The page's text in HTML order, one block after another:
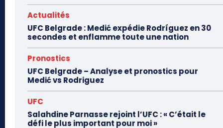
Actualités
UFC Belgrade : Medić expédie Rodríguez en 30
secondes et enflamme toute une nation
Pronostics
UFC Belgrade – Analyse et pronostics pour
Medić vs Rodriguez
UFC
Salahdine Parnasse rejoint l’UFC : « C’était le
défi le plus important pour moi »